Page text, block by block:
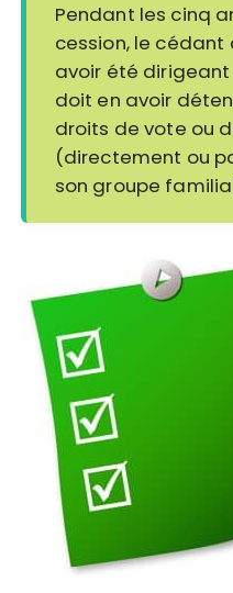
Pendant les cinq
cession, le cédant
avoir été
doit en avoir
droits de vote ou
(directement ou
son groupe